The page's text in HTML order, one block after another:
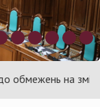
на зміну